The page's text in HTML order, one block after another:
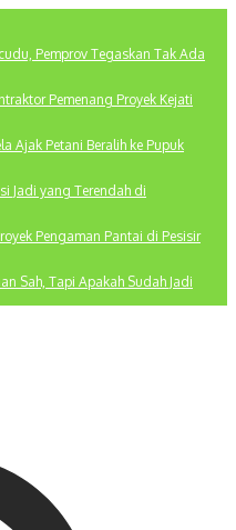
Pemprov Tegaskan Tak Ada
Pemenang Proyek Kejati
Ajak Petani Beralih ke Pupuk
Jadi yang Terendah di
Pengaman Pantai di Pesisir
Sah, Tapi Apakah Sudah Jadi